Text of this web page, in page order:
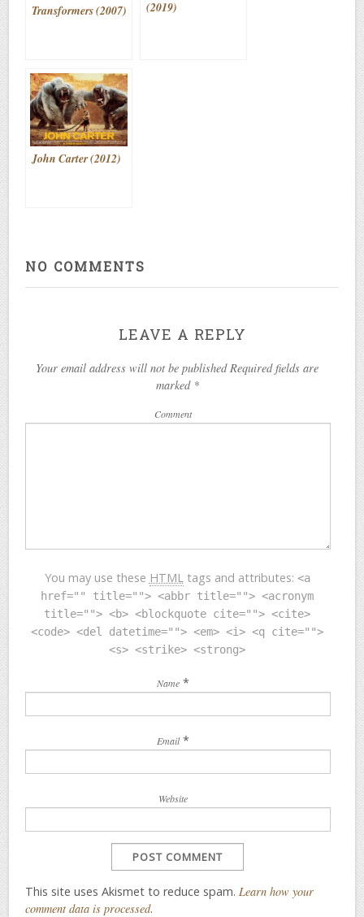
Transformers (2007) (2019)
John Carter (2012)
NO COMMENTS
LEAVE A REPLY
Your email address will not be published Required fields are
marked *
Comment
You may use these HTMLtags and attributes: <a
href="" title=""> <abbr title=""> <acronym
title=""> <b> <blockquote cite=""> <cite>
<code> <del datetime=""> <em> <i> <q cite="">
<s> <strike> <strong>
Name *
Email *
Website
This site uses Akismet to reduce spam. Learn how your
comment data is processed.